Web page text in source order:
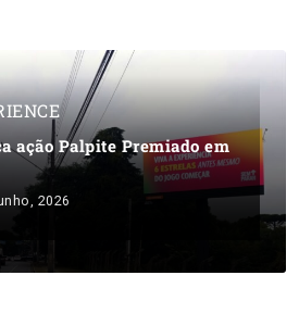
ação Palpite Premiado em
2026